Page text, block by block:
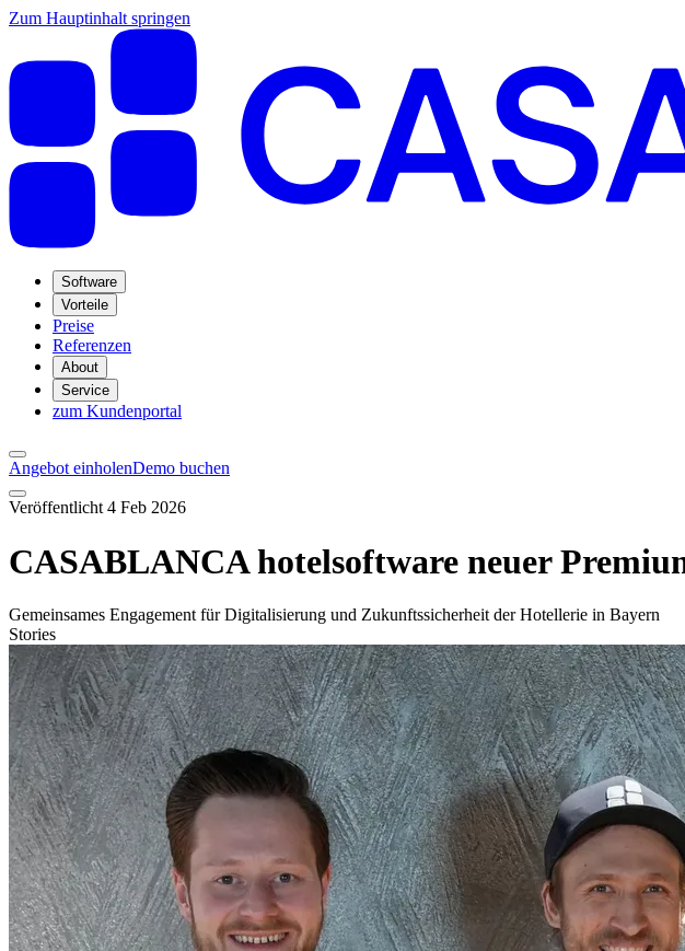
Zum Hauptinhalt springen
Software
Vorteile
Preise
Referenzen
About
Service
zum Kundenportal
Angebot einholenDemo buchen
Veröffentlicht 4 Feb 2026
CASABLANCA hotelsoftware neuer
Gemeinsames Engagement für Digitalisierung und Zukunftssicherheit der Hotellerie in Bayern
Stories